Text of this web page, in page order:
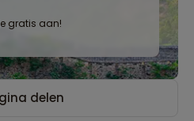
gratis aan!
delen